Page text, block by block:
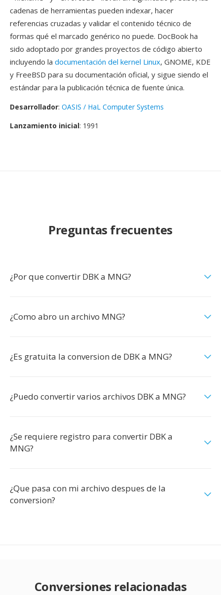
cadenas de herramientas pueden indexar, hacer
referencias cruzadas y validar el contenido técnico de
formas qué el marcado genérico no puede. DocBook ha
sido adoptado por grandes proyectos de código abierto
incluyendo la documentación del kernel Linux, GNOME, KDE
y FreeBSD para su documentación oficial, y sigue siendo el
estándar para la publicación técnica de fuente única.
Desarrollador: OASIS / HaL Computer Systems
Lanzamiento inicial: 1991
Preguntas frecuentes
¿Por que convertir DBK a MNG?
¿Como abro un archivo MNG?
¿Es gratuita la conversion de DBK a MNG?
¿Puedo convertir varios archivos DBK a MNG?
¿Se requiere registro para convertir DBK a
MNG?
¿Que pasa con mi archivo despues de la
conversion?
Conversiones relacionadas